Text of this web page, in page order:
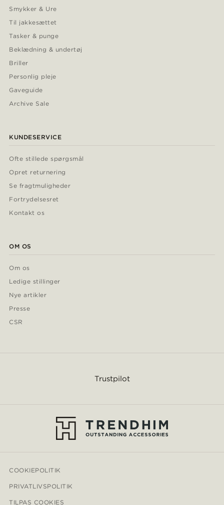
Smykker & Ure
Til jakkesættet
Tasker & punge
Beklædning & undertøj
Briller
Personlig pleje
Gaveguide
Archive Sale
KUNDESERVICE
Ofte stillede spørgsmål
Opret returnering
Se fragtmuligheder
Fortrydelsesret
Kontakt os
OM OS
Om os
Ledige stillinger
Nye artikler
Presse
CSR
Trustpilot
COOKIEPOLITIK
PRIVATLIVSPOLITIK
TILPAS COOKIES